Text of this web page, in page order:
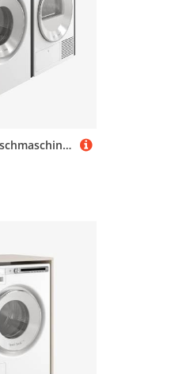
PLATAN ROOM Waschmaschinenschrank 130 cm breit Überbauschrank Waschmaschine oder Wäschetrockner Schrank für Bad (ohne Schrank, Anthrazit)